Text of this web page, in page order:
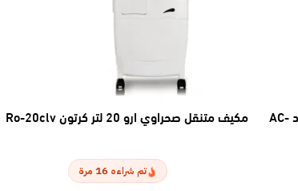
مكيف اسبليت ماندو 12000 وحدة – حار / بارد AC-
مكيف متنقل صحراوي ارو 20 لتر كرتون Ro-20clv
تم شراءه 16 مرة